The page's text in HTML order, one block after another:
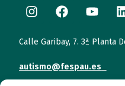
Calle Garibay, 7. 3ª Planta
autismo@fespau.es